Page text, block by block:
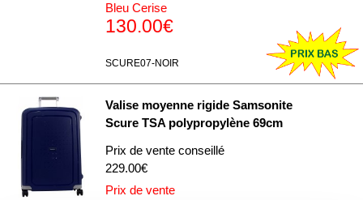
Bleu Cerise
130.00€
SCURE07-NOIR
Valise moyenne rigide Samsonite
Scure TSA polypropylène 69cm
Prix de vente conseillé
229.00€
Prix de vente